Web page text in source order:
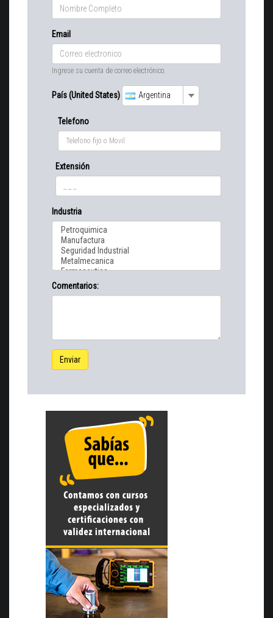
Email
Ingrese su cuenta de correo electrónico.
País (United States) Argentina
Telefono
Extensión
Industria
Comentarios:
Enviar